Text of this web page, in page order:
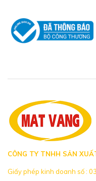
CÔNG TY TNHH SẢN
Giấy phép kinh doanh số :